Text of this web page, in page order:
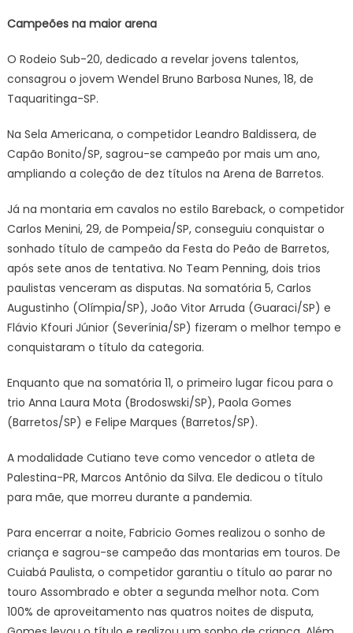
Campeões na maior arena
O Rodeio Sub-20, dedicado a revelar jovens talentos,
consagrou o jovem Wendel Bruno Barbosa Nunes, 18, de
Taquaritinga-SP.
Na Sela Americana, o competidor Leandro Baldissera, de
Capão Bonito/SP, sagrou-se campeão por mais um ano,
ampliando a coleção de dez títulos na Arena de Barretos.
Já na montaria em cavalos no estilo Bareback, o competidor
Carlos Menini, 29, de Pompeia/SP, conseguiu conquistar o
sonhado título de campeão da Festa do Peão de Barretos,
após sete anos de tentativa. No Team Penning, dois trios
paulistas venceram as disputas. Na somatória 5, Carlos
Augustinho (Olímpia/SP), João Vitor Arruda (Guaraci/SP) e
Flávio Kfouri Júnior (Severínia/SP) fizeram o melhor tempo e
conquistaram o título da categoria.
Enquanto que na somatória 11, o primeiro lugar ficou para o
trio Anna Laura Mota (Brodoswski/SP), Paola Gomes
(Barretos/SP) e Felipe Marques (Barretos/SP).
A modalidade Cutiano teve como vencedor o atleta de
Palestina-PR, Marcos Antônio da Silva. Ele dedicou o título
para mãe, que morreu durante a pandemia.
Para encerrar a noite, Fabricio Gomes realizou o sonho de
criança e sagrou-se campeão das montarias em touros. De
Cuiabá Paulista, o competidor garantiu o título ao parar no
touro Assombrado e obter a segunda melhor nota. Com
100% de aproveitamento nas quatros noites de disputa,